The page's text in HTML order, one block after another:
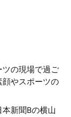
の現場で過ご
顔やスポーツの
新聞Bの横山